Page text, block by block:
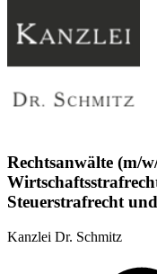
Rechtsanwälte (m/
Steuerstrafrecht
Kanzlei Dr. Schmitz